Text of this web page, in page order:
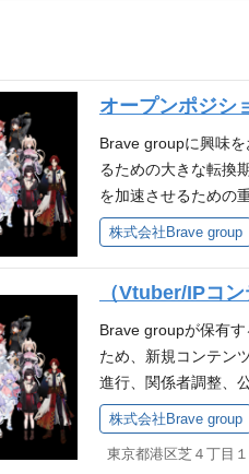
オープンポジシ
Brave groupに興味
るための大きな転換
を加速させるための
挑戦していただける
ョンにおいて当社の
すと幸いです。 採用
e groupについて
心をうちぬけ』とい
め、周辺のIP
を多角的に展開して
をつなぐ新しい事業
エンターテインメン
採用サイト：
株式会社Brave group
（Vtuber/IPコ
Brave groupが保有
ため、新規コンテン
進行、関係者調整、
行ではなく、ファン
形にしていく役割で
企画立案 企画書、
株式会社Brave group
東京都港区芝４丁目